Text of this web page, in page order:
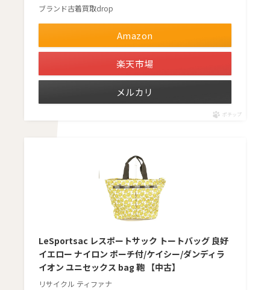
ブランド古着買取drop
Amazon
楽天市場
メルカリ
ポチップ
LeSportsac レスポートサック トートバッグ 良好
イエロー ナイロン ポーチ付/ケイシー/ダンディラ
イオン ユニセックス bag 鞄 【中古】
リサイクル ティファナ